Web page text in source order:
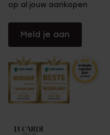
op al jouw aankopen
Meld je aan